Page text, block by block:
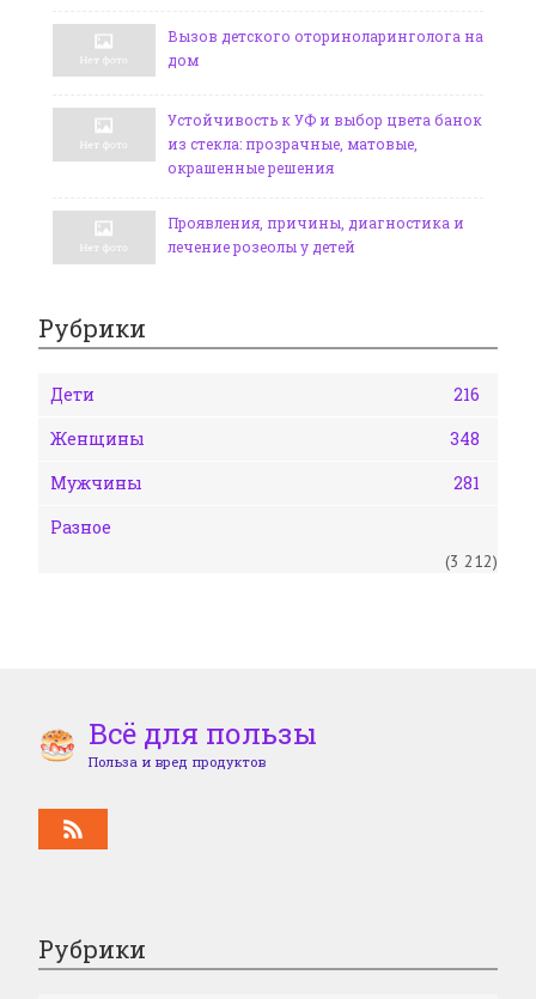
Вызов детского оториноларинголога на
дом
Устойчивость к УФ и выбор цвета банок
из стекла: прозрачные, матовые,
окрашенные решения
Проявления, причины, диагностика и
лечение розеолы у детей
Рубрики
Дети
216
Женщины
348
Мужчины
281
Разное
(3 212)
Всё для пользы
Польза и вред продуктов
Рубрики